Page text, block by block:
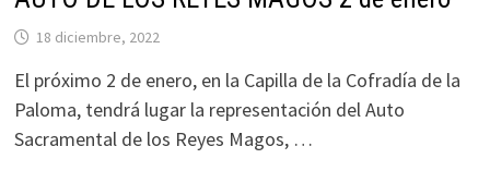
18 diciembre, 2022
El próximo 2 de enero, en la Capilla de la Cofradía de la
Paloma, tendrá lugar la representación del Auto
Sacramental de los Reyes Magos, …